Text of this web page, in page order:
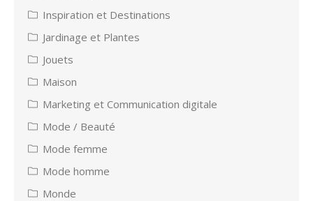
Inspiration et Destinations
Jardinage et Plantes
Jouets
Maison
Marketing et Communication digitale
Mode / Beauté
Mode femme
Mode homme
Monde